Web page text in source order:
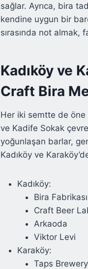
sağlar. Ayrıca, bira
kendine uygun bir
sırasında not almak,
Kadıköy ve
Craft Bira
Her iki semtte de öne
ve Kadife Sokak
yoğunlaşan barlar,
Kadıköy ve
Kadıköy:
Bira Fabrikası
Craft Beer
Arkaoda
Viktor Levi
Karaköy:
Taps Brewery